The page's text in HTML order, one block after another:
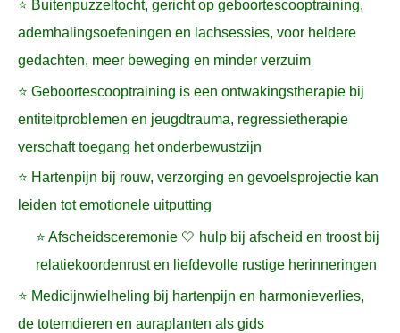
⭐ Buitenpuzzeltocht, gericht op geboortescooptraining,
ademhalingsoefeningen en lachsessies, voor heldere
gedachten, meer beweging en minder verzuim
⭐ Geboortescooptraining is een ontwakingstherapie bij
entiteitproblemen en jeugdtrauma, regressietherapie
verschaft toegang het onderbewustzijn
⭐ Hartenpijn bij rouw, verzorging en gevoelsprojectie kan
leiden tot emotionele uitputting
⭐ Afscheidsceremonie 🤍 hulp bij afscheid en troost bij
relatiekoordenrust en liefdevolle rustige herinneringen
⭐ Medicijnwielheling bij hartenpijn en harmonieverlies,
de totemdieren en auraplanten als gids